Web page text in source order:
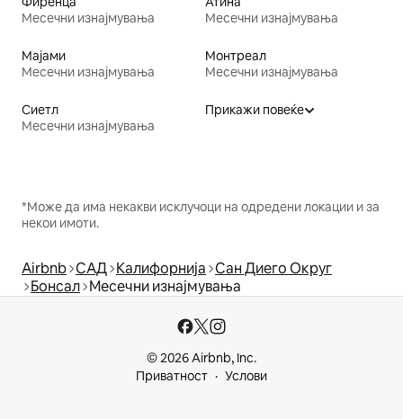
Месечни изнајмувања
Месечни изнајмувања
Мајами
Месечни изнајмувања
Монтреал
Месечни изнајмувања
Сиетл
Месечни изнајмувања
Прикажи повеќе
*Може да има некакви исклучоци на одредени локации и за
некои имоти.
Airbnb САД Калифорнија Сан Диего Округ
Бонсал Месечни изнајмувања
© 2026 Airbnb, Inc.
Приватност
Услови